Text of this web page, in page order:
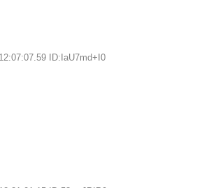
ID:IaU7md+I0